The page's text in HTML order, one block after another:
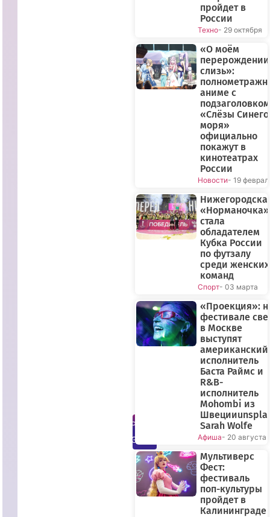
ПРЯМОЙ
ЭФИР
пройдет в
России
Техно- 29 октября
«О моём
слизь»:
аниме с
подзаголовком
«Слёзы Синего
моря»
официально
покажут в
кинотеатрах
России
Новости- 19
«Норманочка»
стала
обладателем
Кубка России
по футзалу
среди женских
команд
Спорт- 03 марта
«Проекция»:
фестивале
в Москве
выступят
американский
исполнитель
Баста Раймс и
R&B-
исполнитель
Mohombi из
Sarah Wolfe
Афиша- 20 августа
Мультиверс
Фест:
фестиваль
поп-культуры
пройдет в
Калининграде